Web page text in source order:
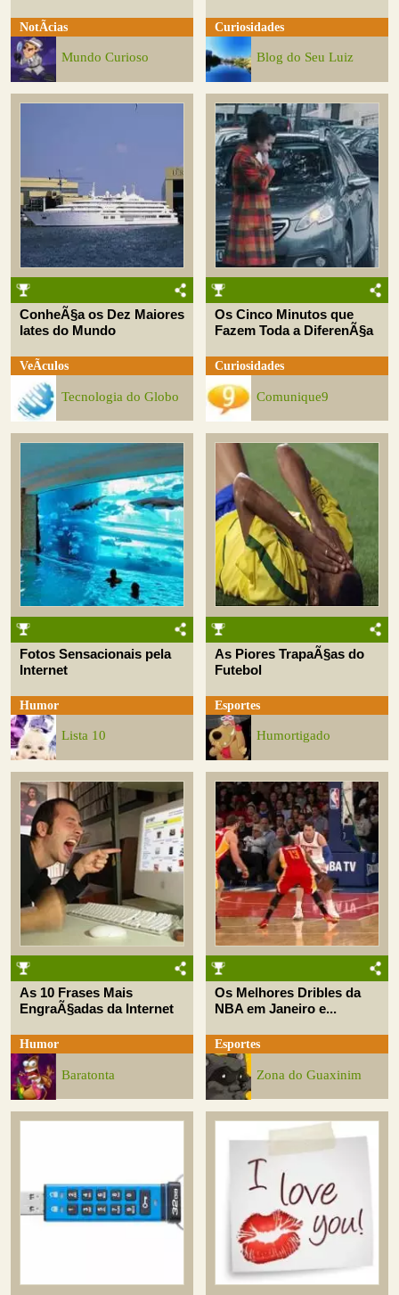
NotÃ­cias
Mundo Curioso
Curiosidades
Blog do Seu Luiz
ConheÃ§a os Dez Maiores
Iates do Mundo
VeÃ­culos
Tecnologia do Globo
Os Cinco Minutos que
Fazem Toda a DiferenÃ§a
Curiosidades
Comunique9
Fotos Sensacionais pela
Internet
Humor
Lista 10
As Piores TrapaÃ§as do
Futebol
Esportes
Humortigado
As 10 Frases Mais
EngraÃ§adas da Internet
Humor
Baratonta
Os Melhores Dribles da
NBA em Janeiro e...
Esportes
Zona do Guaxinim